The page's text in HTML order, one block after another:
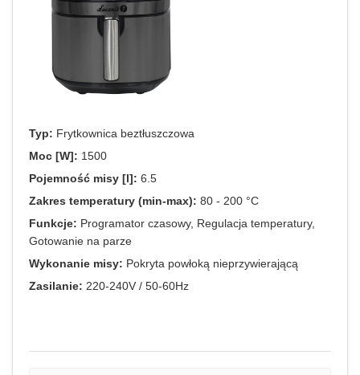
Typ: Frytkownica beztłuszczowa
Moc [W]: 1500
Pojemność misy [l]: 6.5
Zakres temperatury (min-max): 80 - 200 °C
Funkcje: Programator czasowy, Regulacja temperatury,
Gotowanie na parze
Wykonanie misy: Pokryta powłoką nieprzywierającą
Zasilanie: 220-240V / 50-60Hz